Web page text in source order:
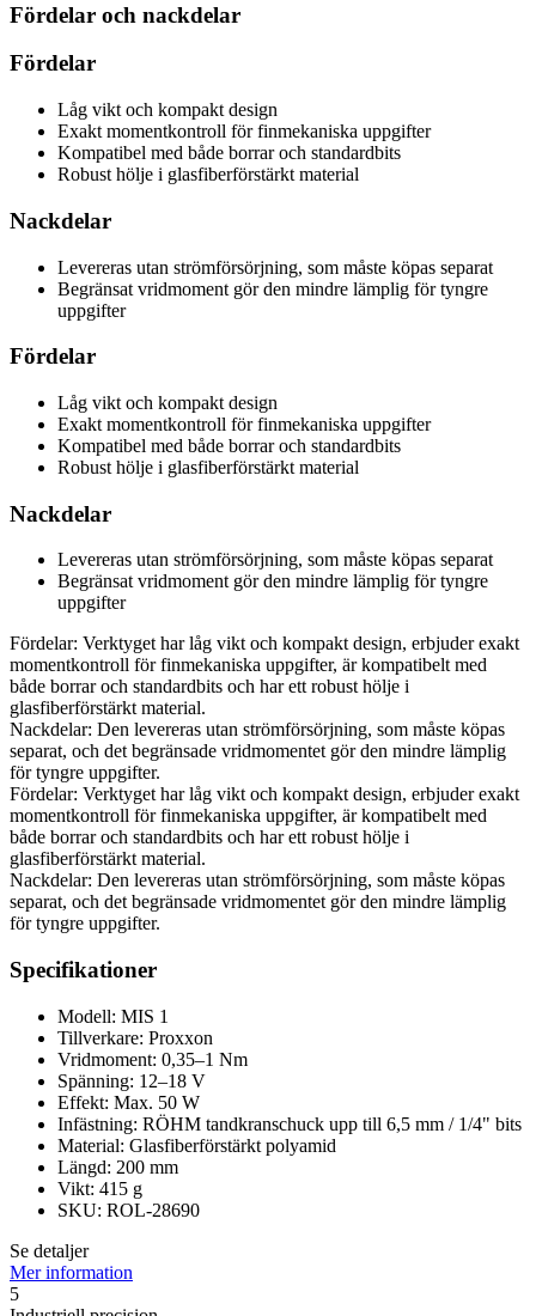
Fördelar och nackdelar
Fördelar
Låg vikt och kompakt design
Exakt momentkontroll för finmekaniska uppgifter
Kompatibel med både borrar och standardbits
Robust hölje i glasfiberförstärkt material
Nackdelar
Levereras utan strömförsörjning, som måste köpas separat
Begränsat vridmoment gör den mindre lämplig för tyngre
uppgifter
Fördelar
Låg vikt och kompakt design
Exakt momentkontroll för finmekaniska uppgifter
Kompatibel med både borrar och standardbits
Robust hölje i glasfiberförstärkt material
Nackdelar
Levereras utan strömförsörjning, som måste köpas separat
Begränsat vridmoment gör den mindre lämplig för tyngre
uppgifter
Fördelar: Verktyget har låg vikt och kompakt design, erbjuder exakt
momentkontroll för finmekaniska uppgifter, är kompatibelt med
både borrar och standardbits och har ett robust hölje i
glasfiberförstärkt material.
Nackdelar: Den levereras utan strömförsörjning, som måste köpas
separat, och det begränsade vridmomentet gör den mindre lämplig
för tyngre uppgifter.
Fördelar: Verktyget har låg vikt och kompakt design, erbjuder exakt
momentkontroll för finmekaniska uppgifter, är kompatibelt med
både borrar och standardbits och har ett robust hölje i
glasfiberförstärkt material.
Nackdelar: Den levereras utan strömförsörjning, som måste köpas
separat, och det begränsade vridmomentet gör den mindre lämplig
för tyngre uppgifter.
Specifikationer
Modell: MIS 1
Tillverkare: Proxxon
Vridmoment: 0,35–1 Nm
Spänning: 12–18 V
Effekt: Max. 50 W
Infästning: RÖHM tandkranschuck upp till 6,5 mm / 1/4" bits
Material: Glasfiberförstärkt polyamid
Längd: 200 mm
Vikt: 415 g
SKU: ROL-28690
Se detaljer
Mer information
5